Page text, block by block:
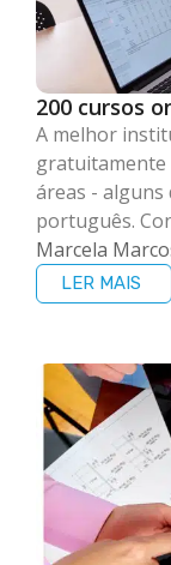
200 cursos
A melhor
gratuitamente
áreas - alguns
português.
Marcela
LER MAIS